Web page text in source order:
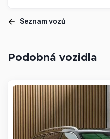
Seznam vozů
Podobná vozidla